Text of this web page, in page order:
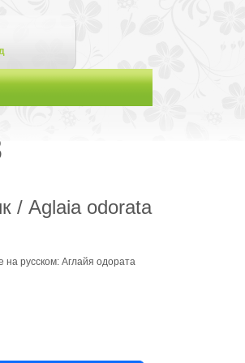
/ Aglaia odorata
русском: Аглайя одората